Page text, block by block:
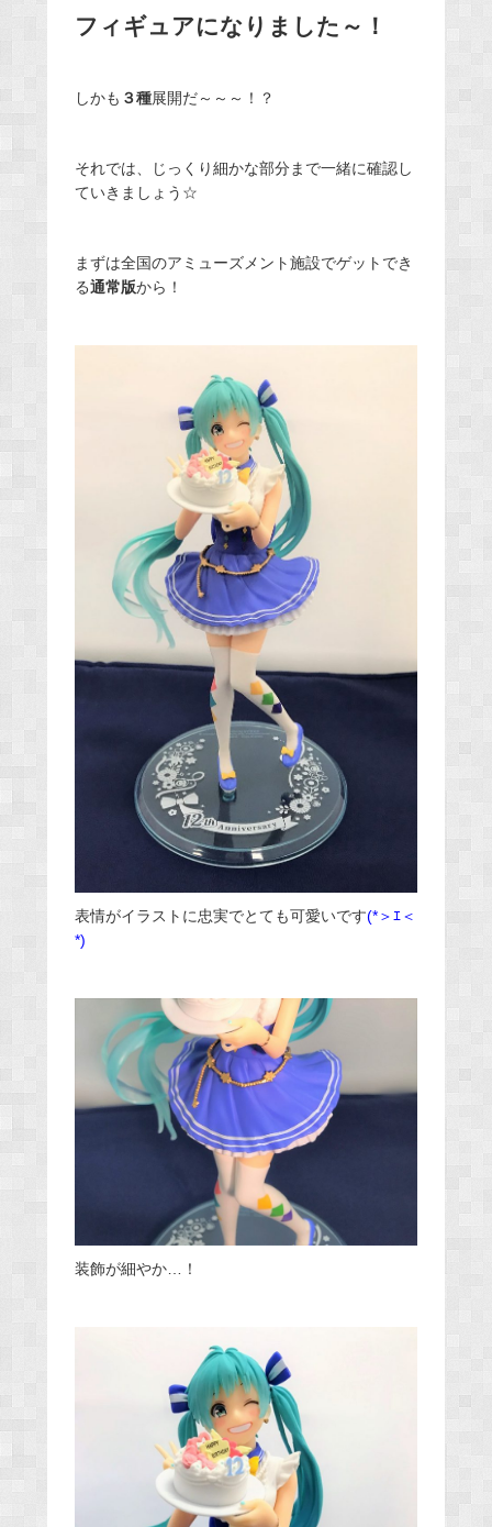
フィギュアになりました～！
しかも ３種展開だ～～～！？
それでは、じっくり細かな部分まで一緒に確認し
ていきましょう☆
まずは全国のアミューズメント施設でゲットでき
る通常版から！
表情がイラストに忠実でとても可愛いです(*＞ｴ＜
*)
装飾が細やか…！